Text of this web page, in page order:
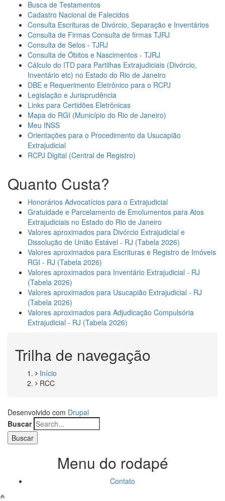
Busca de Testamentos
Cadastro Nacional de Falecidos
Consulta Escrituras de Divórcio, Separação e Inventários
Consulta de Firmas Consulta de firmas TJRJ
Consulta de Selos - TJRJ
Consulta de Óbitos e Nascimentos - TJRJ
Cálculo do ITD para Partilhas Extrajudiciais (Divórcio,
Inventário etc) no Estado do Rio de Janeiro
DBE e Requerimento Eletrônico para o RCPJ
Legislação e Jurisprudência
Links para Certidões Eletrônicas
Mapa do RGI (Município do Rio de Janeiro)
Meu INSS
Orientações para o Procedimento da Usucapião
Extrajudicial
RCPJ Digital (Central de Registro)
Quanto Custa?
Honorários Advocatícios para o Extrajudicial
Gratuidade e Parcelamento de Emolumentos para Atos
Extrajudiciais no Estado do Rio de Janeiro
Valores aproximados para Divórcio Extrajudicial e
Dissolução de União Estável - RJ (Tabela 2026)
Valores aproximados para Escrituras e Registro de Imóveis
RGI - RJ (Tabela 2026)
Valores aproximados para Inventário Extrajudicial - RJ
(Tabela 2026)
Valores aproximados para Usucapião Extrajudicial - RJ
(Tabela 2026)
Valores aproximados para Adjudicação Compulsória
Extrajudicial - RJ (Tabela 2026)
Trilha de navegação
Início
RCC
Desenvolvido com Drupal
Buscar
Menu do rodapé
Contato